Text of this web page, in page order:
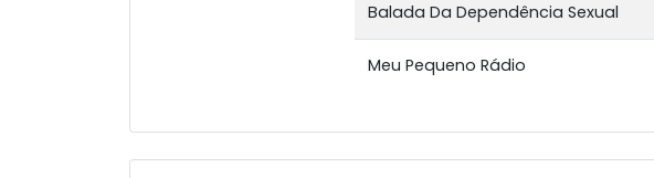
Balada Da Dependência Sexual
Meu Pequeno Rádio